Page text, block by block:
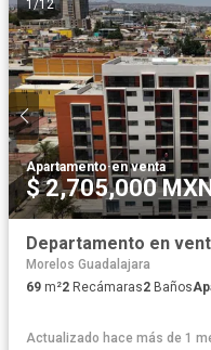
1/12
Apartamento·en venta
$ 2,705,000
Morelos Guadalajara
69 m²2 Recámaras2 Baños
Actualizado hace más de 1